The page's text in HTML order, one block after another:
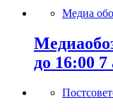
Медиа
до 16:00 7